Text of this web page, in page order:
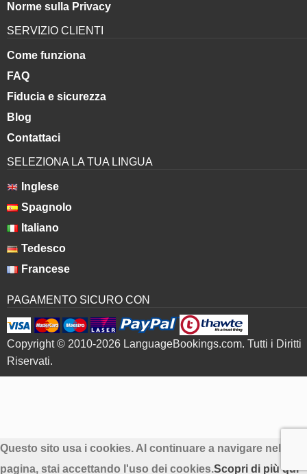
Norme sulla Privacy
SERVIZIO CLIENTI
Come funziona
FAQ
Fiducia e sicurezza
Blog
Contattaci
SELEZIONA LA TUA LINGUA
Inglese
Spagnolo
Italiano
Tedesco
Francese
PAGAMENTO SICURO CON
Copyright © 2010-2026 LanguageBookings.com. Tutti i Diritti
Riservati.
Questo sito usa i cookies. Al continuare a navigare nella
pagina, stai accettando l'uso dei cookies.Scopri di più qui